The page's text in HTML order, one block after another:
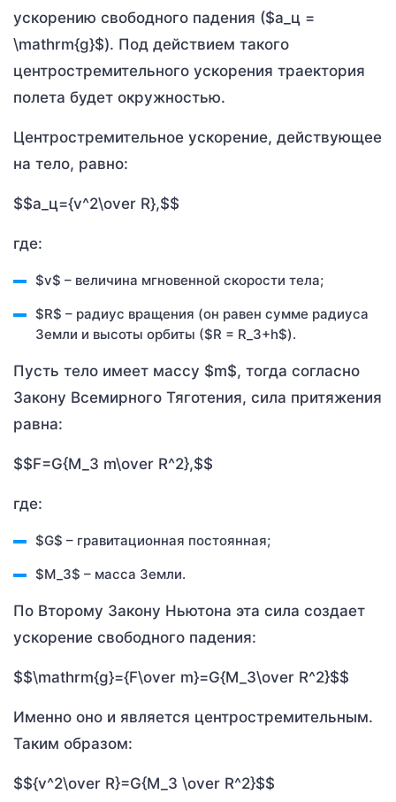
ускорению свободного падения ($a_ц =
\mathrm{g}$). Под действием такого
центростремительного ускорения траектория
полета будет окружностью.
Центростремительное ускорение, действующее
на тело, равно:
$$a_ц={v^2\over R},$$
где:
$v$ – величина мгновенной скорости тела;
$R$ – радиус вращения (он равен сумме радиуса
Земли и высоты орбиты ($R = R_З+h$).
Пусть тело имеет массу $m$, тогда согласно
Закону Всемирного Тяготения, сила притяжения
равна:
$$F=G{M_З m\over R^2},$$
где:
$G$ – гравитационная постоянная;
$M_З$ – масса Земли.
По Второму Закону Ньютона эта сила создает
ускорение свободного падения:
$$\mathrm{g}={F\over m}=G{M_З\over R^2}$$
Именно оно и является центростремительным.
Таким образом:
$${v^2\over R}=G{M_З \over R^2}$$